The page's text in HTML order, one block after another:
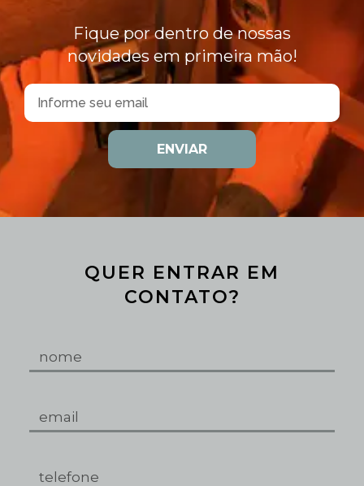
Fique por dentro de nossas
novidades em primeira mão!
ENVIAR
QUER ENTRAR EM
CONTATO?